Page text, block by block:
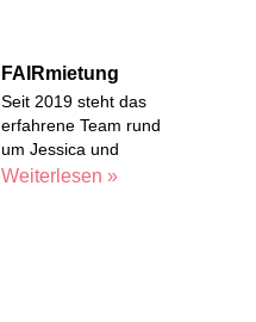
FAIRmietung
Seit 2019 steht das
erfahrene Team rund
um Jessica und
Weiterlesen »